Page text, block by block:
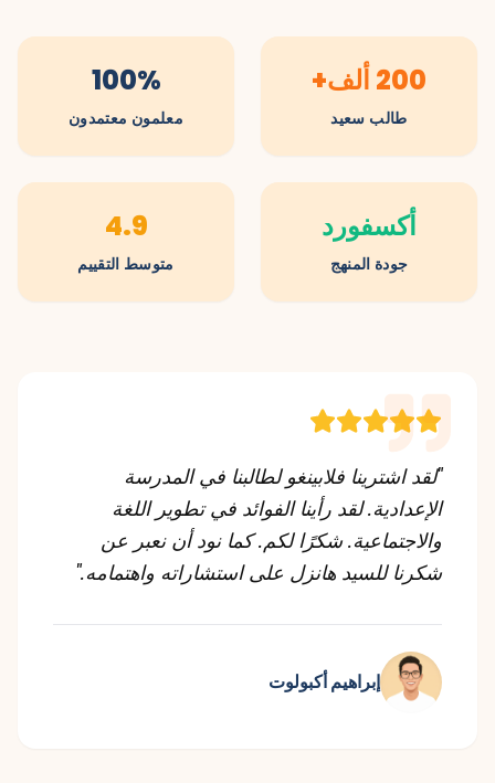
200 ألف+
طالب سعيد
100%
معلمون معتمدون
أكسفورد
جودة المنهج
4.9
متوسط التقييم
"لقد اشترينا فلابينغو لطالبنا في المدرسة
الإعدادية. لقد رأينا الفوائد في تطوير اللغة
والاجتماعية. شكرًا لكم. كما نود أن نعبر عن
شكرنا للسيد هانزل على استشاراته واهتمامه."
إبراهيم أكبولوت